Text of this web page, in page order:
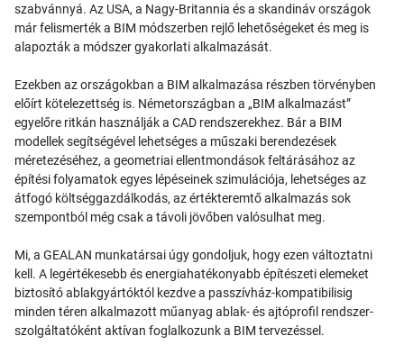
szabvánnyá. Az USA, a Nagy-Britannia és a skandináv országok
már felismerték a BIM módszerben rejlő lehetőségeket és meg is
alapozták a módszer gyakorlati alkalmazását.
Ezekben az országokban a BIM alkalmazása részben törvényben
előírt kötelezettség is. Németországban a „BIM alkalmazást”
egyelőre ritkán használják a CAD rendszerekhez. Bár a BIM
modellek segítségével lehetséges a műszaki berendezések
méretezéséhez, a geometriai ellentmondások feltárásához az
építési folyamatok egyes lépéseinek szimulációja, lehetséges az
átfogó költséggazdálkodás, az értékteremtő alkalmazás sok
szempontból még csak a távoli jövőben valósulhat meg.
Mi, a GEALAN munkatársai úgy gondoljuk, hogy ezen változtatni
kell. A legértékesebb és energiahatékonyabb építészeti elemeket
biztosító ablakgyártóktól kezdve a passzívház-kompatibilisig
minden téren alkalmazott műanyag ablak- és ajtóprofil rendszer-
szolgáltatóként aktívan foglalkozunk a BIM tervezéssel.